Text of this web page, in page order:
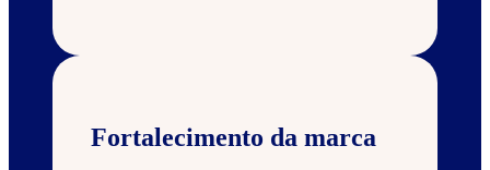
Fortalecimento da marca